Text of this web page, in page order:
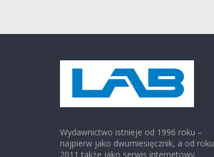
Wydawnictwo istnieje od 1996 roku –
najpierw jako dwumiesięcznik, a od roku
2011 także jako serwis internetowy.